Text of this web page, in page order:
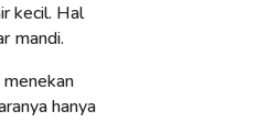
kecil. Hal
mandi.
hanya